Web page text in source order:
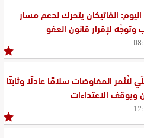
الفاتيكان يتحرك لدعم مسار
وتوجُه لإقرار قانون العفو
لتُثمر المفاوضات سلامًا عادلًا وثابتًا
ويوقف الاعتداءات